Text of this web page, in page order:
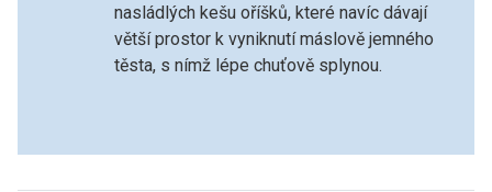
nasládlých kešu oříšků, které navíc dávají
větší prostor k vyniknutí máslově jemného
těsta, s nímž lépe chuťově splynou.